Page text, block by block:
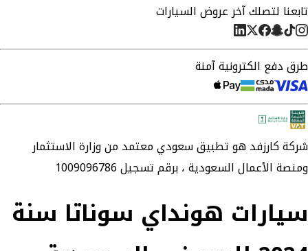
تابعنا لتصلك آخر عروض السيارات
طرق دفع الكترونية آمنة
شركةكارزفدهو تطبيق سعودي معتمد من وزارة الاستثمار
ومنصة الأعمال السعودية ،برقم تسجيل 1009096786
سيارات هونداي سوناتا سنة